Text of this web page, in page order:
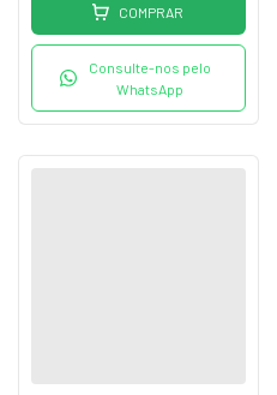
COMPRAR
Consulte-nos pelo
WhatsApp